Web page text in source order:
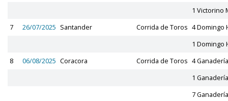
1 Victorino
7
26/07/2025 Santander Corrida de Toros 4 Domingo
1 Domingo
8
06/08/2025 Coracora Corrida de Toros 4
1
7